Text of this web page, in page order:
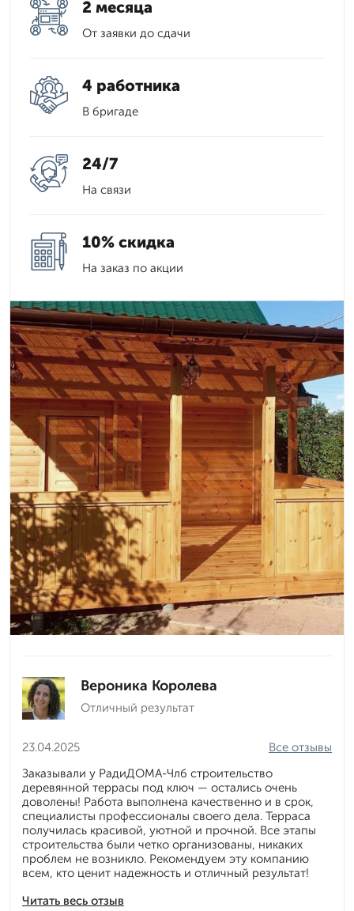
2 месяца
От заявки до сдачи
4 работника
В бригаде
24/7
На связи
10% скидка
На заказ по акции
Вероника Королева
Отличный результат
23.04.2025
Читать весь отзыв
Все отзывы
Заказывали у РадиДОМА-Члб строительство
деревянной террасы под ключ — остались очень
доволены! Работа выполнена качественно и в срок,
специалисты профессионалы своего дела. Терраса
получилась красивой, уютной и прочной. Все этапы
строительства были четко организованы, никаких
проблем не возникло. Рекомендуем эту компанию
всем, кто ценит надежность и отличный результат!